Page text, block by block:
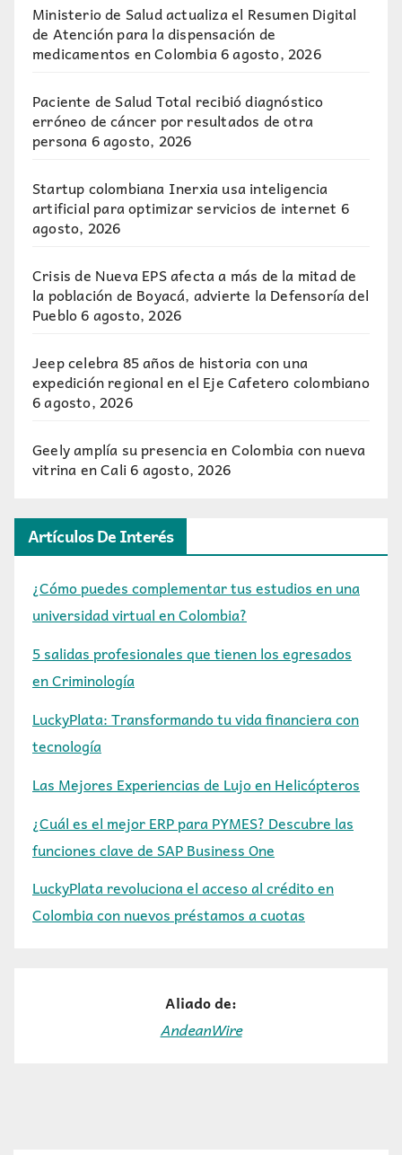
Ministerio de Salud actualiza el Resumen Digital
de Atención para la dispensación de
medicamentos en Colombia6 agosto, 2026
Paciente de Salud Total recibió diagnóstico
erróneo de cáncer por resultados de otra
persona6 agosto, 2026
Startup colombiana Inerxia usa inteligencia
artificial para optimizar servicios de internet 6
agosto, 2026
Crisis de Nueva EPS afecta a más de la mitad de
la población de Boyacá, advierte la Defensoría del
Pueblo6 agosto, 2026
Jeep celebra 85 años de historia con una
expedición regional en el Eje Cafetero colombiano
6 agosto, 2026
Geely amplía su presencia en Colombia con nueva
vitrina en Cali 6 agosto, 2026
Artículos De Interés
¿Cómo puedes complementar tus estudios en una
universidad virtual en Colombia?
5 salidas profesionales que tienen los egresados
en Criminología
LuckyPlata: Transformando tu vida financiera con
tecnología
Las Mejores Experiencias de Lujo en Helicópteros
¿Cuál es el mejor ERP para PYMES? Descubre las
funciones clave de SAP Business One
LuckyPlata revoluciona el acceso al crédito en
Colombia con nuevos préstamos a cuotas
Aliado de:
AndeanWire